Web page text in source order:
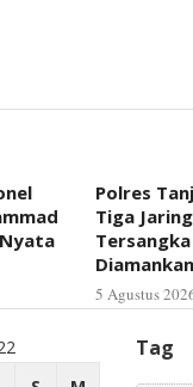
Polres
Tiga
Diamankan
5 Agustus
Tag